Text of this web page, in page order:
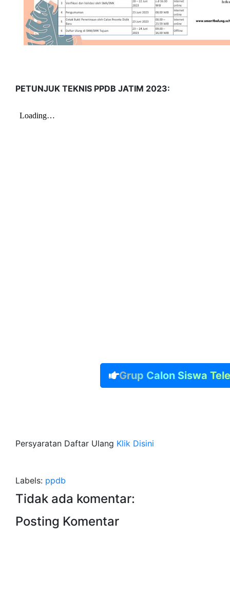
PETUNJUK TEKNIS PPDB JATIM 2023:
Grup Calon Siswa
Persyaratan Daftar Ulang Klik Disini
Labels: ppdb
Tidak ada komentar:
Posting Komentar